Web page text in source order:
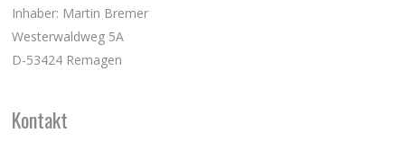
Inhaber: Martin Bremer
Westerwaldweg 5A
D-53424 Remagen
Kontakt